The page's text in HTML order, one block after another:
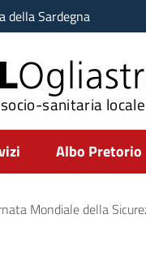
della Sardegna
sanitaria locale
Albo Pretorio
Mondiale della